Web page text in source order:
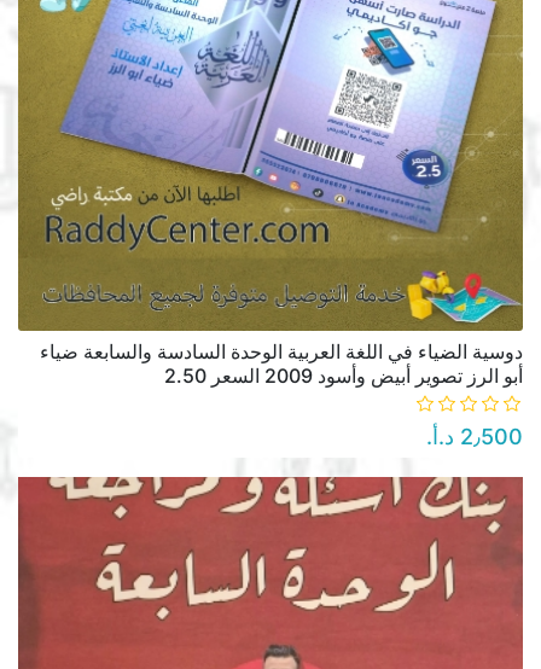
دوسية الضياء في اللغة العربية الوحدة السادسة والسابعة ضياء
أبو الرز تصوير أبيض وأسود 2009 السعر 2.50
2٫500 د.أ.‏